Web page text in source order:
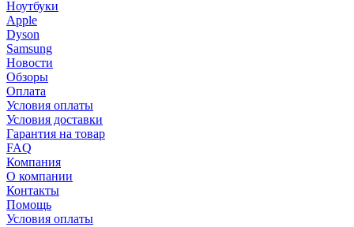
Ноутбуки
Apple
Dyson
Samsung
Новости
Обзоры
Оплата
Условия оплаты
Условия доставки
Гарантия на товар
FAQ
Компания
О компании
Контакты
Помощь
Условия оплаты